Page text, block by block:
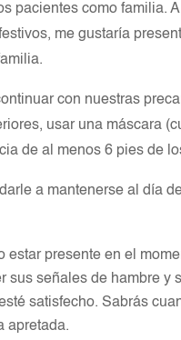
pacientes como familia.
me gustaría
con nuestras
usar una máscara
de al menos 6 pies de
a mantenerse al día
presente en el
sus señales de hambre y
satisfecho. Sabrás
apretada.